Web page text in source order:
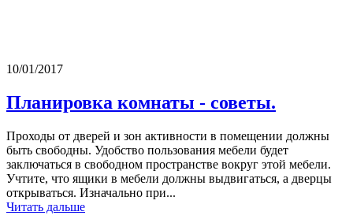
10/01/2017
Планировка комнаты - советы.
Проходы от дверей и зон активности в помещении должны
быть свободны. Удобство пользования мебели будет
заключаться в свободном пространстве вокруг этой мебели.
Учтите, что ящики в мебели должны выдвигаться, а дверцы
открываться. Изначально при...
Читать дальше